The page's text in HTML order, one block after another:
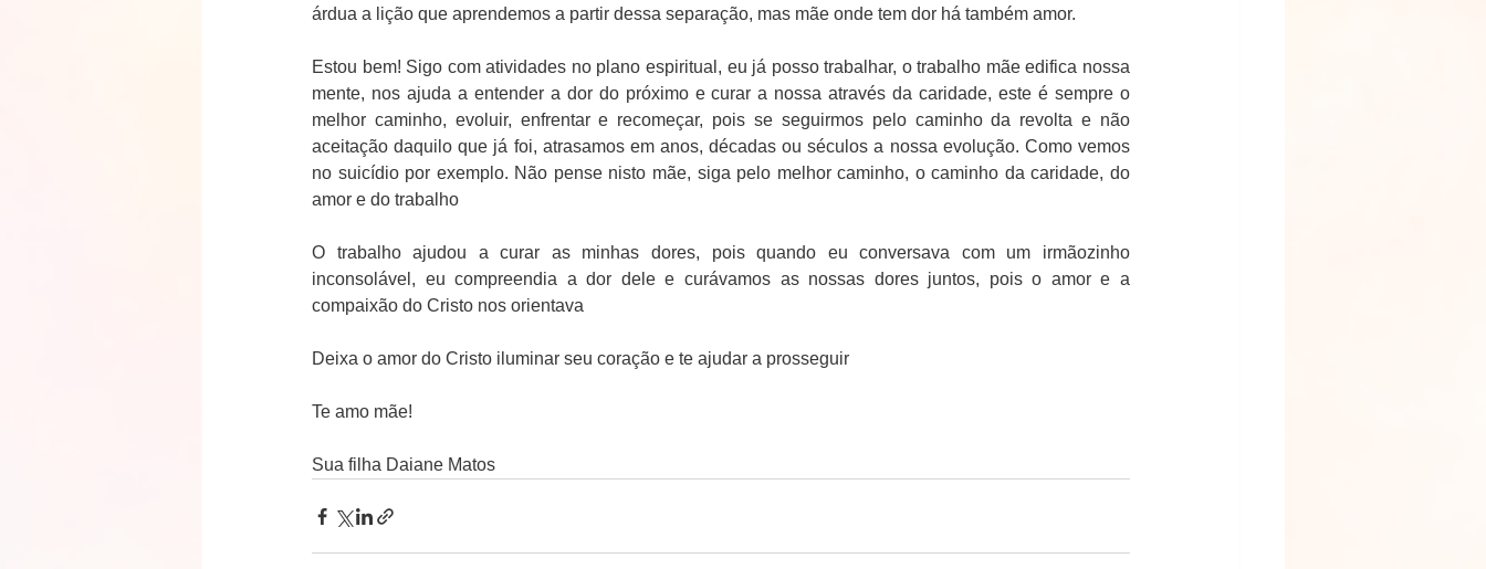
árdua a lição que aprendemos a partir dessa separação, mas mãe onde tem dor há também amor.
Estou bem! Sigo com atividades no plano espiritual, eu já posso trabalhar, o trabalho mãe edifica nossa
mente, nos ajuda a entender a dor do próximo e curar a nossa através da caridade, este é sempre o
melhor caminho, evoluir, enfrentar e recomeçar, pois se seguirmos pelo caminho da revolta e não
aceitação daquilo que já foi, atrasamos em anos, décadas ou séculos a nossa evolução. Como vemos
no suicídio por exemplo. Não pense nisto mãe, siga pelo melhor caminho, o caminho da caridade, do
amor e do trabalho
O trabalho ajudou a curar as minhas dores, pois quando eu conversava com um irmãozinho
inconsolável, eu compreendia a dor dele e curávamos as nossas dores juntos, pois o amor e a
compaixão do Cristo nos orientava
Deixa o amor do Cristo iluminar seu coração e te ajudar a prosseguir
Te amo mãe!
Sua filha Daiane Matos